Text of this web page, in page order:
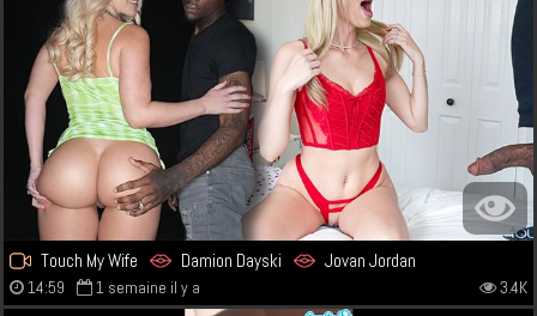
Touch My Wife Damion Dayski Jovan Jordan
14:59 1 semaine il y a 3.4K